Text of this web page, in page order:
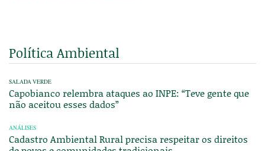
Política Ambiental
SALADA VERDE
Capobianco relembra ataques ao INPE: “Teve gente que
não aceitou esses dados”
ANÁLISES
Cadastro Ambiental Rural precisa respeitar os direitos